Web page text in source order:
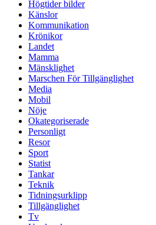
Högtider bilder
Känslor
Kommunikation
Krönikor
Landet
Mamma
Mänsklighet
Marschen För Tillgänglighet
Media
Mobil
Nöje
Okategoriserade
Personligt
Resor
Sport
Statist
Tankar
Teknik
Tidningsurklipp
Tillgänglighet
Tv